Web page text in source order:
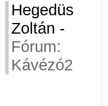
Hegedüs
Zoltán -
Fórum:
Kávézó2